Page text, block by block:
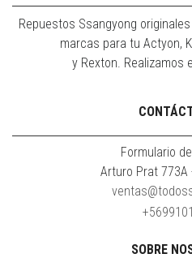
Repuestos Ssangyong
marcas para tu Actyon,
y Rexton. Realizamos
Formulario
Arturo Prat 773A
SOBRE